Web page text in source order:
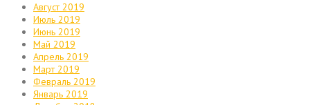
Август 2019
Июль 2019
Июнь 2019
Май 2019
Апрель 2019
Март 2019
Февраль 2019
Январь 2019